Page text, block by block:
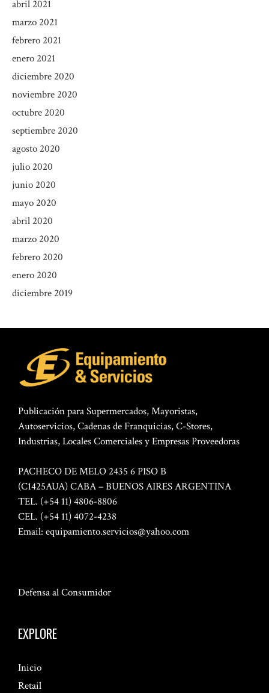
abril 2021
marzo 2021
febrero 2021
enero 2021
diciembre 2020
noviembre 2020
octubre 2020
septiembre 2020
agosto 2020
julio 2020
junio 2020
mayo 2020
abril 2020
marzo 2020
febrero 2020
enero 2020
diciembre 2019
Publicación para Supermercados, Mayoristas,
Autoservicios, Cadenas de Franquicias, C-Stores,
Industrias, Locales Comerciales y Empresas Proveedoras
PACHECO DE MELO 2435 6 PISO B
(C1425AUA) CABA – BUENOS AIRES ARGENTINA
TEL. (+54 11) 4806-8806
CEL. (+54 11) 4072-4238
Email: equipamiento.servicios@yahoo.com
Defensa al Consumidor
EXPLORE
Inicio
Retail